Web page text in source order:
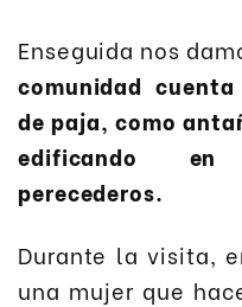
Enseguida nos
comunidad
de paja, como
edificando en
perecederos.
Durante la visita,
una mujer que